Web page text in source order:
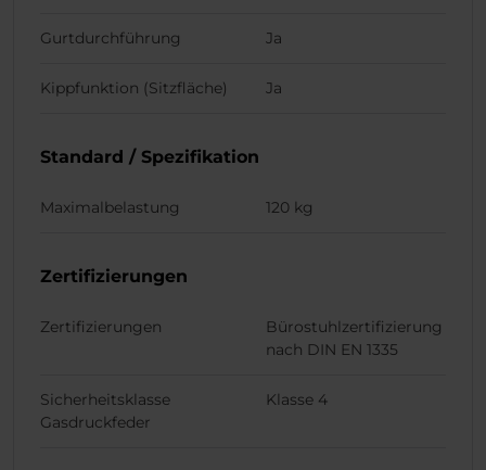
Gurtdurchführung Ja
Kippfunktion (Sitzfläche) Ja
Standard / Spezifikation
Maximalbelastung 120 kg
Zertifizierungen
Zertifizierungen
Bürostuhlzertifizierung
nach DIN EN 1335
Sicherheitsklasse
Gasdruckfeder
Klasse 4